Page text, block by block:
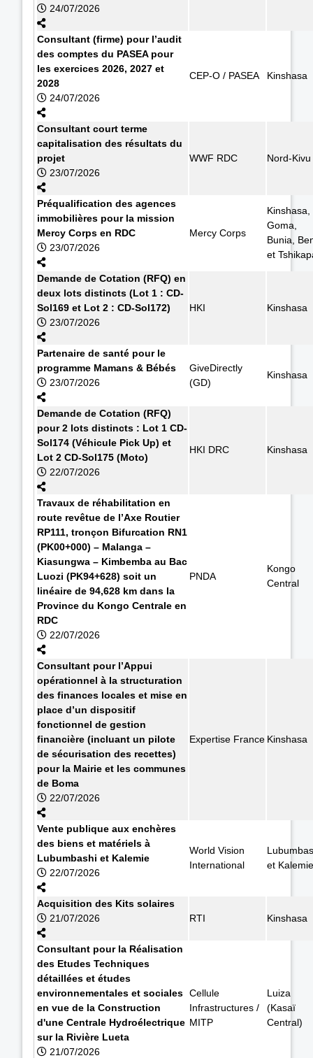
24/07/2026
Consultant (firme) pour l’audit
des comptes du PASEA pour
les exercices 2026, 2027 et
2028
24/07/2026
CEP-O / PASEA Kinshasa
Consultant court terme
capitalisation des résultats du
projet
23/07/2026
WWF RDC Nord-Kivu
Préqualification des agences
immobilières pour la mission
Mercy Corps en RDC
23/07/2026
Mercy Corps
Kinshasa,
Goma,
Bunia,
et
Demande de Cotation (RFQ) en
deux lots distincts (Lot 1 : CD-
Sol169 et Lot 2 : CD-Sol172)
23/07/2026
HKI Kinshasa
Partenaire de santé pour le
programme Mamans & Bébés
23/07/2026
GiveDirectly
(GD)
Kinshasa
Demande de Cotation (RFQ)
pour 2 lots distincts : Lot 1 CD-
Sol174 (Véhicule Pick Up) et
Lot 2 CD-Sol175 (Moto)
22/07/2026
HKI DRC Kinshasa
Travaux de réhabilitation en
route revêtue de l’Axe Routier
RP111, tronçon Bifurcation RN1
(PK00+000) – Malanga –
Kiasungwa – Kimbemba au Bac
Luozi (PK94+628) soit un
linéaire de 94,628 km dans la
Province du Kongo Centrale en
RDC
22/07/2026
PNDA
Kongo
Central
Consultant pour l’Appui
opérationnel à la structuration
des finances locales et mise en
place d’un dispositif
fonctionnel de gestion
financière (incluant un pilote
de sécurisation des recettes)
pour la Mairie et les communes
de Boma
22/07/2026
Expertise France Kinshasa
Vente publique aux enchères
des biens et matériels à
Lubumbashi et Kalemie
22/07/2026
World Vision
International
et Kalemie
Acquisition des Kits solaires
21/07/2026
RTI Kinshasa
Consultant pour la Réalisation
des Etudes Techniques
détaillées et études
environnementales et sociales
en vue de la Construction
d'une Centrale Hydroélectrique
sur la Rivière Lueta
21/07/2026
Cellule
Infrastructures /
MITP
Luiza
(Kasaï
Central)